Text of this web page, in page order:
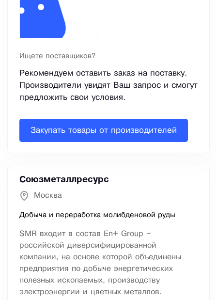
Ищете поставщиков?
Рекомендуем оставить заказ на поставку.
Производители увидят Ваш запрос и смогут
предложить свои условия.
Закупать товары от производителей
Союзметаллресурс
Москва
Добыча и переработка молибденовой руды
SMR входит в состав En+ Group –
российской диверсифицированной
компании, на основе которой объединены
предприятия по добыче энергетических
полезных ископаемых, производству
электроэнергии и цветных металлов.